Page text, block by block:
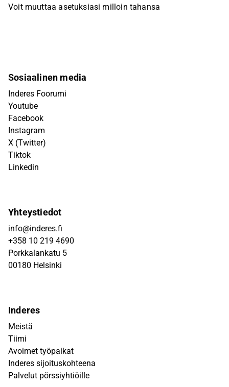
Voit muuttaa asetuksiasi milloin tahansa
Sosiaalinen media
Inderes Foorumi
Youtube
Facebook
Instagram
X (Twitter)
Tiktok
Linkedin
Yhteystiedot
info@inderes.fi
+358 10 219 4690
Porkkalankatu 5
00180 Helsinki
Inderes
Meistä
Tiimi
Avoimet työpaikat
Inderes sijoituskohteena
Palvelut pörssiyhtiöille